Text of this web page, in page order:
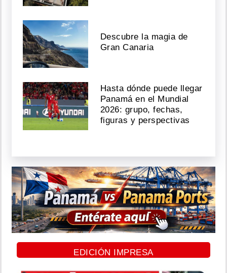
Descubre la magia de
Gran Canaria
Hasta dónde puede llegar
Panamá en el Mundial
2026: grupo, fechas,
figuras y perspectivas
EDICIÓN IMPRESA